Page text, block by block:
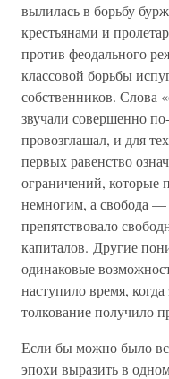
вылилась в борьбу
крестьянами и
против феодального
классовой борьбы
собственников. Слова
звучали совершенно
провозглашал, и для
первых равенство
ограничений, которые
немногим, а свобода —
препятствовало
капиталов. Другие
одинаковые
наступило время,
толкование получило
Если бы можно было
эпохи выразить в